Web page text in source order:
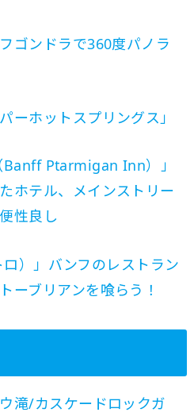
ゴンドラで360度パノラ
ーホットスプリングス」
Banff Ptarmigan Inn）」
ホテル、メインストリー
性良し
ロ）」バンフのレストラン
ーブリアンを喰らう！
滝/カスケードロックガ